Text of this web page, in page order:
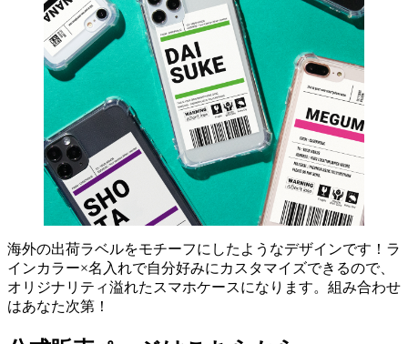
海外の出荷ラベルをモチーフにしたようなデザインです！ラ
インカラー×名入れで自分好みにカスタマイズできるので、
オリジナリティ溢れたスマホケースになります。組み合わせ
はあなた次第！